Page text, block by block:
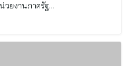
วยงานภาครัฐ…